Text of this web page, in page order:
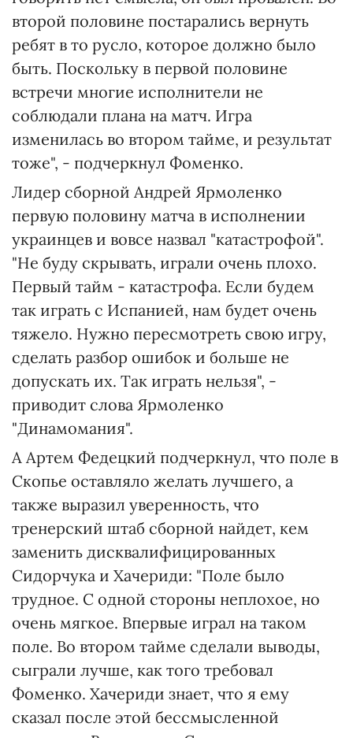
второй половине постарались вернуть
ребят в то русло, которое должно было
быть. Поскольку в первой половине
встречи многие исполнители не
соблюдали плана на матч. Игра
изменилась во втором тайме, и результат
тоже", - подчеркнул Фоменко.
Лидер сборной Андрей Ярмоленко
первую половину матча в исполнении
украинцев и вовсе назвал "катастрофой".
"Не буду скрывать, играли очень плохо.
Первый тайм - катастрофа. Если будем
так играть с Испанией, нам будет очень
тяжело. Нужно пересмотреть свою игру,
сделать разбор ошибок и больше не
допускать их. Так играть нельзя", -
приводит слова Ярмоленко
"Динамомания".
А Артем Федецкий подчеркнул, что поле в
Скопье оставляло желать лучшего, а
также выразил уверенность, что
тренерский штаб сборной найдет, кем
заменить дисквалифицированных
Сидорчука и Хачериди: "Поле было
трудное. С одной стороны неплохое, но
очень мягкое. Впервые играл на таком
поле. Во втором тайме сделали выводы,
сыграли лучше, как того требовал
Фоменко. Хачериди знает, что я ему
сказал после этой бессмысленной